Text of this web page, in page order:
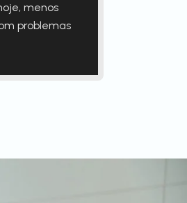
menos
problemas